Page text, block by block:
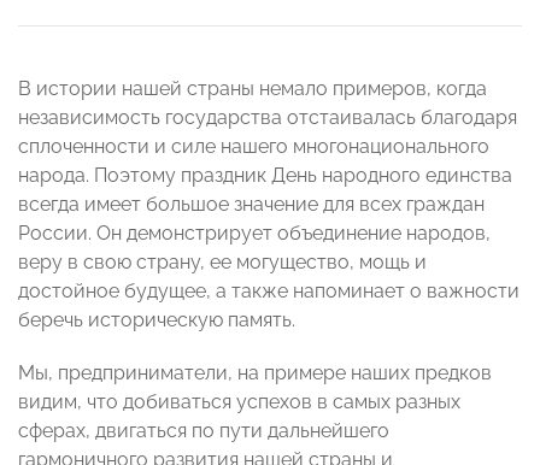
В истории нашей страны немало примеров, когда
независимость государства отстаивалась благодаря
сплоченности и силе нашего многонационального
народа. Поэтому праздник День народного единства
всегда имеет большое значение для всех граждан
России. Он демонстрирует объединение народов,
веру в свою страну, ее могущество, мощь и
достойное будущее, а также напоминает о важности
беречь историческую память.
Мы, предприниматели, на примере наших предков
видим, что добиваться успехов в самых разных
сферах, двигаться по пути дальнейшего
гармоничного развития нашей страны и